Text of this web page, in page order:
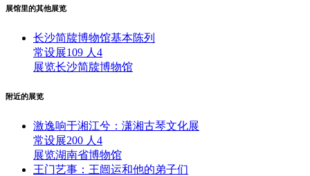
展馆里的其他展览
长沙简牍博物馆基本陈列
常设展109 人 4
展览长沙简牍博物馆
附近的展览
激逸响于湘江兮：潇湘古琴文化展
常设展200 人 4
展览湖南省博物馆
王门艺事：王闿运和他的弟子们